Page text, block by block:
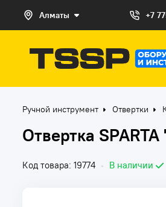
Алматы +7
Ручной инструмент Отвертки
Отвертка
Код товара: 19774 • В наличии